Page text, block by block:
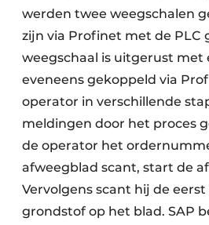
werden twee weegschalen
zijn via Profinet met de PLC
weegschaal is uitgerust met
eveneens gekoppeld via
operator in verschillende
meldingen door het proces
de operator het
afweegblad scant, start de
Vervolgens scant hij de
grondstof op het blad. SAP